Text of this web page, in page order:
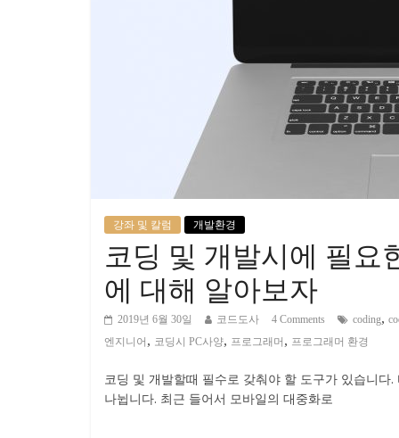
강좌 및 칼럼 개발환경
코딩 및 개발시에 필요
에 대해 알아보자
2019년 6월 30일 코드도사 4 Comments coding,
엔지니어 , 코딩시 PC사양, 프로그래머 , 프로그래머 환경
코딩 및 개발할때 필수로 갖춰야 할 도구가 있습니
나뉩니다. 최근 들어서 모바일의 대중화로